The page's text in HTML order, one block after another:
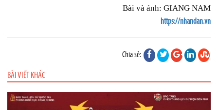
Bài và ảnh: GIANG NAM
https://nhandan.vn
Chia sẻ:
BÀI VIẾT KHÁC